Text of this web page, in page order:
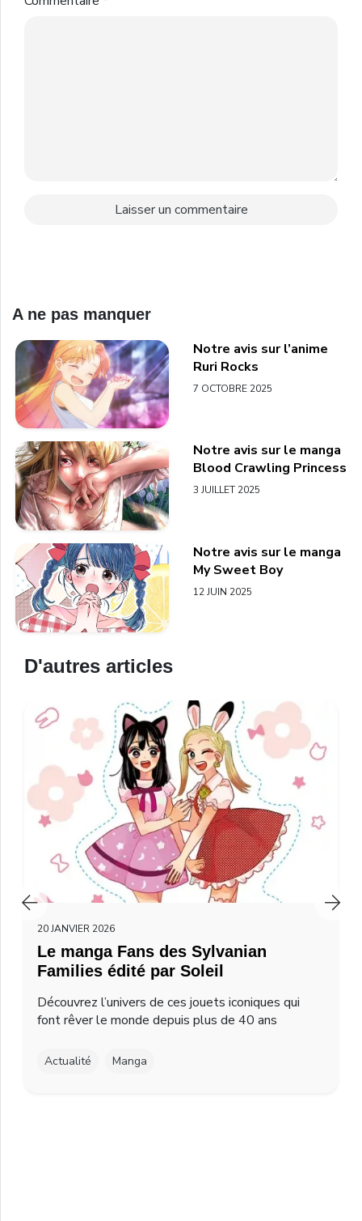
A ne pas manquer
Notre avis sur l’anime
Ruri Rocks
7 OCTOBRE 2025
Notre avis sur le manga
Blood Crawling Princess
3 JUILLET 2025
Notre avis sur le manga
My Sweet Boy
12 JUIN 2025
D'autres articles
20 JANVIER 2026
Le manga Fans des Sylvanian
Families édité par Soleil
Découvrez l’univers de ces jouets iconiques qui
font rêver le monde depuis plus de 40 ans
Actualité Manga